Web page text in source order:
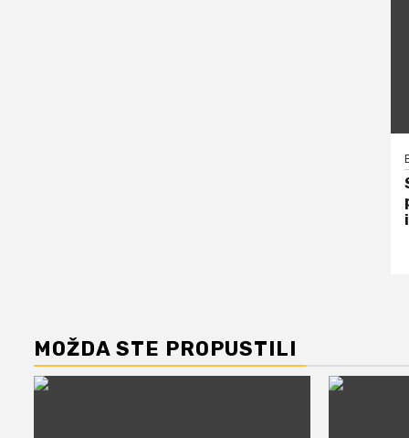
MOŽDA STE PROPUSTILI